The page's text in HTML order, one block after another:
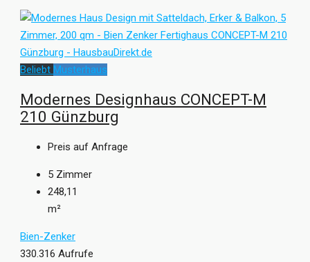
Beliebt Musterhaus
Modernes Designhaus CONCEPT-M
210 Günzburg
Preis auf Anfrage
5 Zimmer
248,11
m²
Bien-Zenker
330.316 Aufrufe